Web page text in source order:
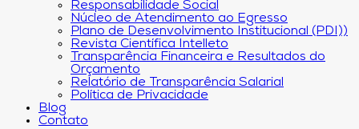
Responsabilidade Social
Núcleo de Atendimento ao Egresso
Plano de Desenvolvimento Institucional (PDI))
Revista Científica Intelleto
Transparência Financeira e Resultados do
Orçamento
Relatório de Transparência Salarial
Política de Privacidade
Blog
Contato